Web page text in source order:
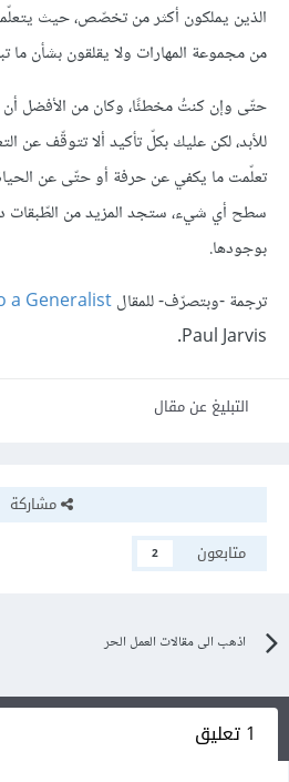
الذين يملكون أكثر من تخصّص، حيث
من مجموعة المهارات ولا يقلقون بشأن ما
حتّى وإن كنتُ مخطئًا، وكان من الأفضل
للأبد، لكن عليك بكلّ تأكيد ألا تتوقّف عن
تعلّمت ما يكفي عن حرفة أو حتّى عن
سطح أي شيء، ستجد المزيد من الطّبقات
بوجودها.
ترجمة -وبتصرّف- للمقالa Generalist
Paul Jarvis.
التبليغ عن مقال
مشاركة
متابعون
2
اذهب الى مقالات العمل الحر
1 تعليق